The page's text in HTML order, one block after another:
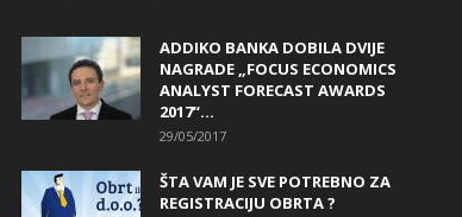
ADDIKO BANKA DOBILA DVIJE
NAGRADE „FOCUS ECONOMICS
ANALYST FORECAST AWARDS
2017“...
29/05/2017
ŠTA VAM JE SVE POTREBNO ZA
REGISTRACIJU OBRTA ?